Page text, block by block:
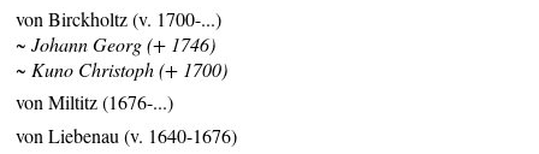
von Birckholtz (v. 1700-...)
~ Johann Georg (+ 1746)
~ Kuno Christoph (+ 1700)
von Miltitz (1676-...)
von Liebenau (v. 1640-1676)